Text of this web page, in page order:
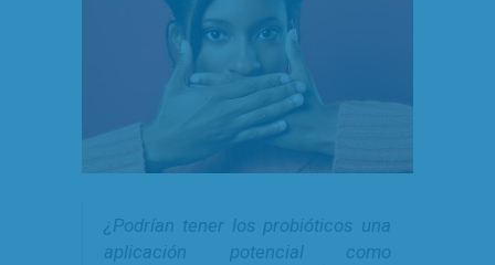
¿Podrían tener los probióticos una
aplicación potencial como